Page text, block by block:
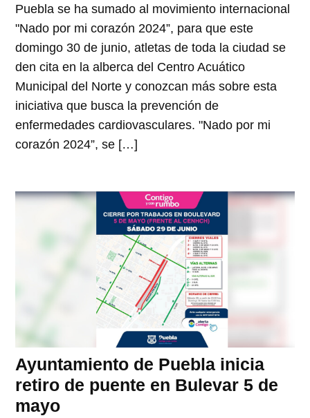
Puebla se ha sumado al movimiento internacional
"Nado por mi corazón 2024”, para que este
domingo 30 de junio, atletas de toda la ciudad se
den cita en la alberca del Centro Acuático
Municipal del Norte y conozcan más sobre esta
iniciativa que busca la prevención de
enfermedades cardiovasculares. "Nado por mi
corazón 2024”, se […]
Ayuntamiento de Puebla inicia
retiro de puente en Bulevar 5 de
mayo